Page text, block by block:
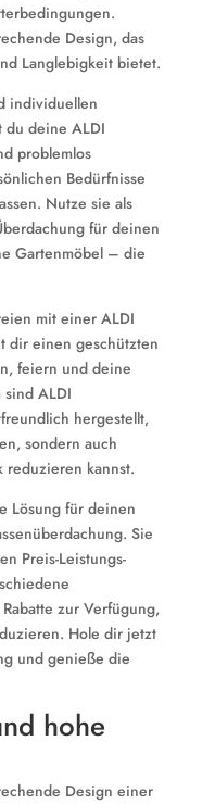
Design, das
Langlebigkeit bietet.
individuellen
du deine ALDI
problemlos
Bedürfnisse
Nutze sie als
für deinen
Gartenmöbel – die
mit einer ALDI
dir einen geschützten
feiern und deine
ALDI
hergestellt,
sondern auch
reduzieren kannst.
Lösung für deinen
Sie
Preis-Leistungs-
zur Verfügung,
Hole dir jetzt
und genieße die
hohe
Design einer